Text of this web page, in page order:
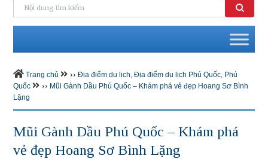
Trang chủ ›› Địa điểm du lịch,Địa điểm du lịch Phú Quốc, Phú
Quốc
›› Mũi Gành Dầu Phú Quốc – Khám phá vẻ đẹp Hoang Sơ Bình
Lặng
Mũi Gành Dầu Phú Quốc – Khám phá
vẻ đẹp Hoang Sơ Bình Lặng